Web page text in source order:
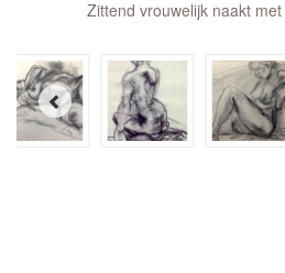
Zittend vrouwelijk naakt